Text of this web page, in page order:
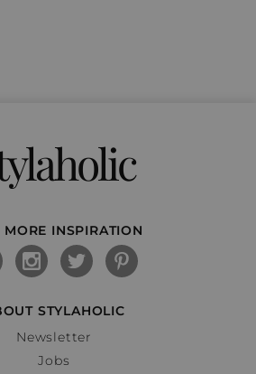
INSPIRATION
STYLAHOLIC
Newsletter
Jobs